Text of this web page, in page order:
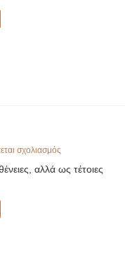
σχολιασμόςστο
αρρωσταίνουμε;
αλλά ως τέτοιες